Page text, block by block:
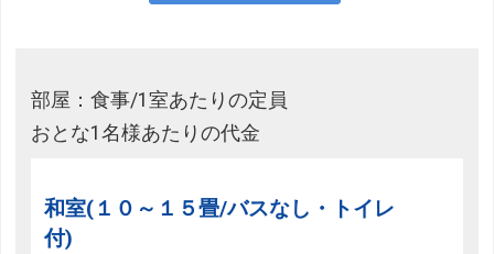
部屋：食事/1室あたりの定員
おとな1名様あたりの代金
和室(１０～１５畳/バスなし・トイレ
付)